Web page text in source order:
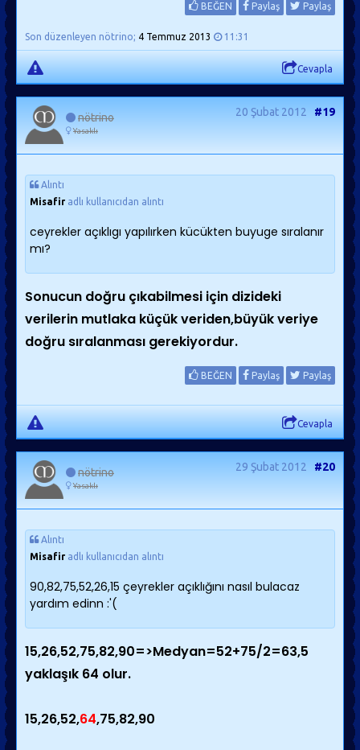
BEĞEN Paylaş Paylaş
Son düzenleyen nötrino; 4 Temmuz 2013 11:31
Cevapla
nötrino
Yasaklı
20 Şubat 2012 #19
Alıntı
Misafir adlı kullanıcıdan alıntı
ceyrekler açıklıgı yapılırken kücükten buyuge sıralanır
mı?
Sonucun doğru çıkabilmesi için dizideki
verilerin mutlaka küçük veriden,büyük veriye
doğru sıralanması gerekiyordur.
BEĞEN Paylaş Paylaş
Cevapla
nötrino
Yasaklı
29 Şubat 2012 #20
Alıntı
Misafir adlı kullanıcıdan alıntı
90,82,75,52,26,15 çeyrekler açıklığını nasıl bulacaz
yardım edinn :'(
15,26,52,75,82,90=>Medyan=52+75/2=63,5
yaklaşık 64 olur.
15,26,52,64,75,82,90